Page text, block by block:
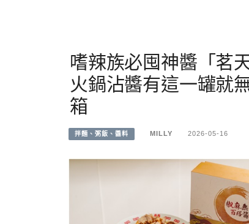
嗜辣族必囤神醬「茗
火鍋沾醬有這一罐就
箱
拌麵、粥飯、醬料 MILLY 2026-05-16